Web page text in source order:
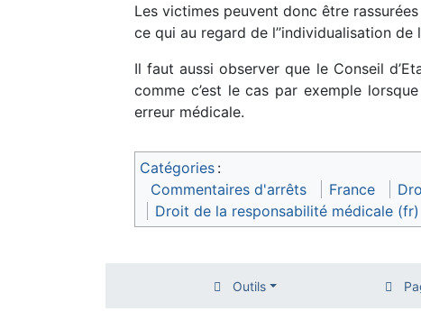
Les victimes peuvent donc être
ce qui au regard de l’’individualisation de
Il faut aussi observer que le Conseil
comme c’est le cas par exemple
erreur médicale.
Catégories :
Commentaires d'arrêts
France
Droit de la responsabilité médicale (fr)
Outils